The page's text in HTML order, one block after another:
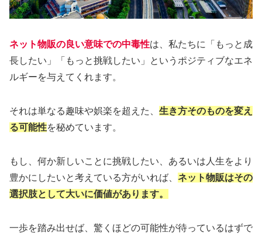
ネット物販の良い意味での中毒性は、私たちに「もっと成
長したい」「もっと挑戦したい」というポジティブなエネ
ルギーを与えてくれます。
それは単なる趣味や娯楽を超えた、 生き方そのものを変え
る可能性を秘めています。
もし、何か新しいことに挑戦したい、あるいは人生をより
豊かにしたいと考えている方がいれば、 ネット物販はその
選択肢として大いに価値があります。
一歩を踏み出せば、驚くほどの可能性が待っているはずで